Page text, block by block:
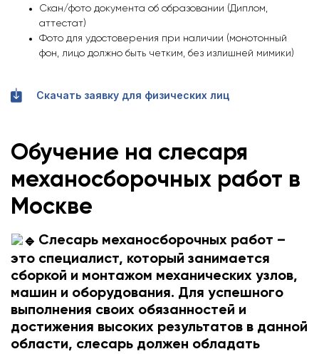
Скан/фото документа об образовании (Диплом,
аттестат)
Фото для удостоверения при наличии (монотонный
фон, лицо должно быть четким, без излишней мимики)
Скачать заявку для физических лиц
Обучение на слесаря
механосборочных работ в
Москве
Слесарь механосборочных работ –
это специалист, который занимается
сборкой и монтажом механических узлов,
машин и оборудования. Для успешного
выполнения своих обязанностей и
достижения высоких результатов в данной
области, слесарь должен обладать